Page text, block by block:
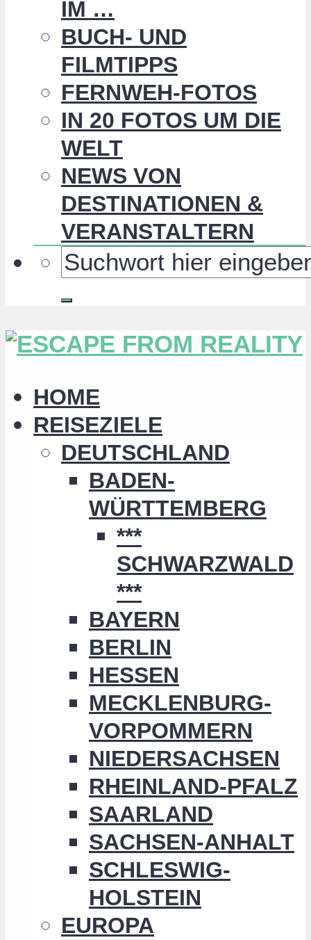
IM …
BUCH- UND
FILMTIPPS
FERNWEH-FOTOS
IN 20 FOTOS UM DIE
WELT
NEWS VON
DESTINATIONEN &
VERANSTALTERN
HOME
REISEZIELE
DEUTSCHLAND
BADEN-
WÜRTTEMBERG
***
SCHWARZWALD
***
BAYERN
BERLIN
HESSEN
MECKLENBURG-
VORPOMMERN
NIEDERSACHSEN
RHEINLAND-PFALZ
SAARLAND
SACHSEN-ANHALT
SCHLESWIG-
HOLSTEIN
EUROPA